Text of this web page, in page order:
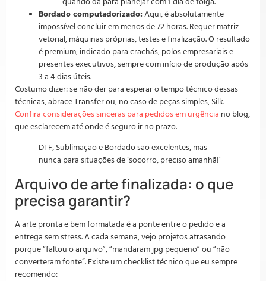
Bordado computadorizado: Aqui, é absolutamente
impossível concluir em menos de 72 horas. Requer matriz
vetorial, máquinas próprias, testes e finalização. O resultado
é premium, indicado para crachás, polos empresariais e
presentes executivos, sempre com início de produção após
3 a 4 dias úteis.
Costumo dizer: se não der para esperar o tempo técnico dessas
técnicas, abrace Transfer ou, no caso de peças simples, Silk.
Confira considerações sinceras para pedidos em urgência no blog,
que esclarecem até onde é seguro ir no prazo.
DTF, Sublimação e Bordado são excelentes, mas
nunca para situações de ‘socorro, preciso amanhã!’
Arquivo de arte finalizada: o que
precisa garantir?
A arte pronta e bem formatada é a ponte entre o pedido e a
entrega sem stress. A cada semana, vejo projetos atrasando
porque “faltou o arquivo”, “mandaram jpg pequeno” ou “não
converteram fonte”. Existe um checklist técnico que eu sempre
recomendo: